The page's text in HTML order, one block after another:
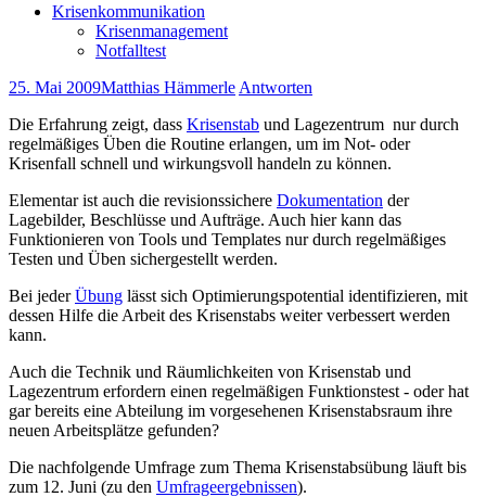
Krisenkommunikation
Krisenmanagement
Notfalltest
25. Mai 2009Matthias Hämmerle Antworten
Die Erfahrung zeigt, dass Krisenstab und Lagezentrum nur durch
regelmäßiges Üben die Routine erlangen, um im Not- oder
Krisenfall schnell und wirkungsvoll handeln zu können.
Elementar ist auch die revisionssichere Dokumentation der
Lagebilder, Beschlüsse und Aufträge. Auch hier kann das
Funktionieren von Tools und Templates nur durch regelmäßiges
Testen und Üben sichergestellt werden.
Bei jederÜbung lässt sich Optimierungspotential identifizieren, mit
dessen Hilfe die Arbeit des Krisenstabs weiter verbessert werden
kann.
Auch die Technik und Räumlichkeiten von Krisenstab und
Lagezentrum erfordern einen regelmäßigen Funktionstest - oder hat
gar bereits eine Abteilung im vorgesehenen Krisenstabsraum ihre
neuen Arbeitsplätze gefunden?
Die nachfolgende Umfrage zum Thema Krisenstabsübung läuft bis
zum 12. Juni (zu den Umfrageergebnissen).